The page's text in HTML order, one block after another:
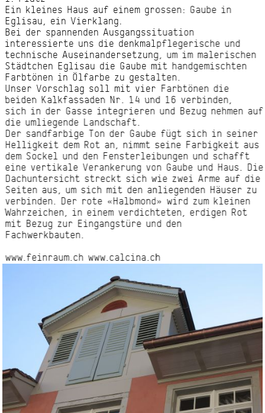
Ein kleines Haus auf einem grossen: Gaube in
Eglisau, ein Vierklang.
Bei der spannenden Ausgangssituation
interessierte uns die denkmalpflegerische und
technische Auseinandersetzung, um im malerischen
Städtchen Eglisau die Gaube mit handgemischten
Farbtönen in Ölfarbe zu gestalten.
Unser Vorschlag soll mit vier Farbtönen die
beiden Kalkfassaden Nr. 14 und 16 verbinden,
sich in der Gasse integrieren und Bezug nehmen auf
die umliegende Landschaft.
Der sandfarbige Ton der Gaube fügt sich in seiner
Helligkeit dem Rot an, nimmt seine Farbigkeit aus
dem Sockel und den Fensterleibungen und schafft
eine vertikale Verankerung von Gaube und Haus. Die
Dachuntersicht streckt sich wie zwei Arme auf die
Seiten aus, um sich mit den anliegenden Häuser zu
verbinden. Der rote «Halbmond» wird zum kleinen
Wahrzeichen, in einem verdichteten, erdigen Rot
mit Bezug zur Eingangstüre und den
Fachwerkbauten.
www.feinraum.ch www.calcina.ch